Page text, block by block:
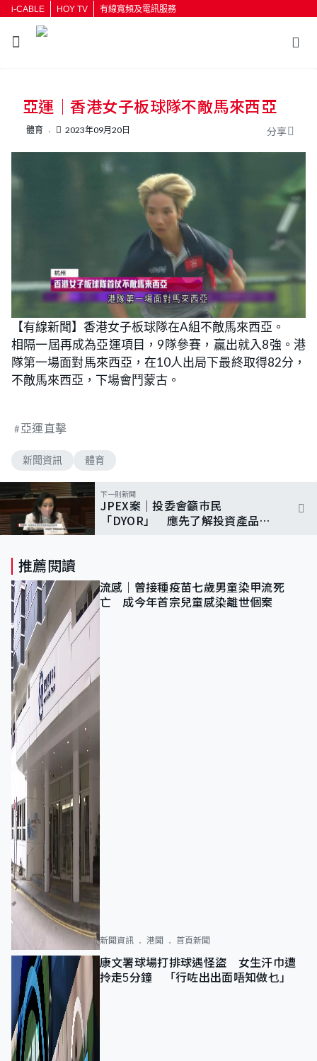
i-CABLE HOY TV 有線寬頻及電訊服務
亞運｜香港女子板球隊不敵馬來西亞
體育 2023年09月20日 分享
【有線新聞】香港女子板球隊在A組不敵馬來西亞。
相隔一屆再成為亞運項目，9隊參賽，贏出就入8強。港
隊第一場面對馬來西亞，在10人出局下最終取得82分，
不敵馬來西亞，下場會鬥蒙古。
亞運直擊
新聞資訊 體育
下一則新聞
JPEX案｜投委會籲巿民
「DYOR」 應先了解投資產品
推薦閱讀
流感｜曾接種疫苗七歲男童染甲流死
亡 成今年首宗兒童感染離世個案
新聞資訊 港聞 首頁新聞
康文署球場打排球遇怪盜 女生汗巾遭
拎走5分鐘 「行咗出出面唔知做乜」